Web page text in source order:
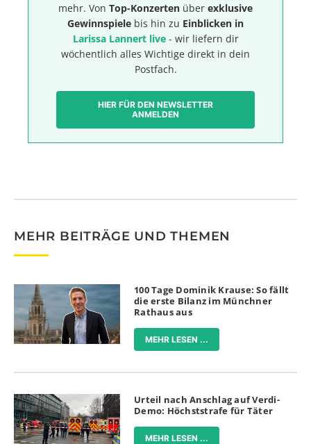
mehr. Von Top-Konzerten über exklusive
Gewinnspiele bis hin zu Einblicken in
Larissa Lannert live- wir liefern dir
wöchentlich alles Wichtige direkt in dein
Postfach.
HIER FÜR DEN NEWSLETTER
ANMELDEN
MEHR BEITRÄGE UND THEMEN
100 Tage Dominik Krause: So fällt
die erste Bilanz im Münchner
Rathaus aus
MEHR LESEN ...
Urteil nach Anschlag auf Verdi-
Demo: Höchststrafe für Täter
MEHR LESEN ...